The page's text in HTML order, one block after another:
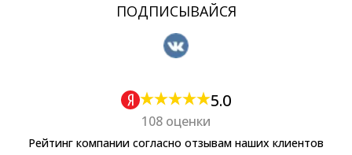
ПОДПИСЫВАЙСЯ
5.0
108 оценки
Рейтинг компании согласно отзывам наших клиентов